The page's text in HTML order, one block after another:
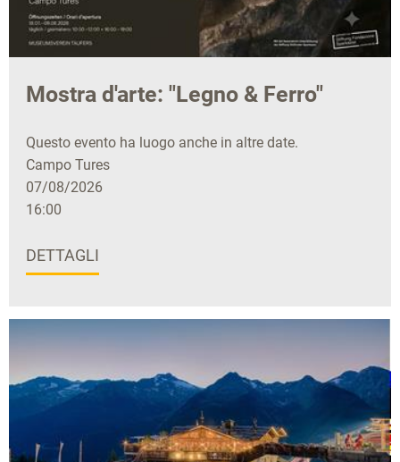
Mostra d'arte: "Legno & Ferro"
Questo evento ha luogo anche in altre date.
Campo Tures
07/08/2026
16:00
DETTAGLI